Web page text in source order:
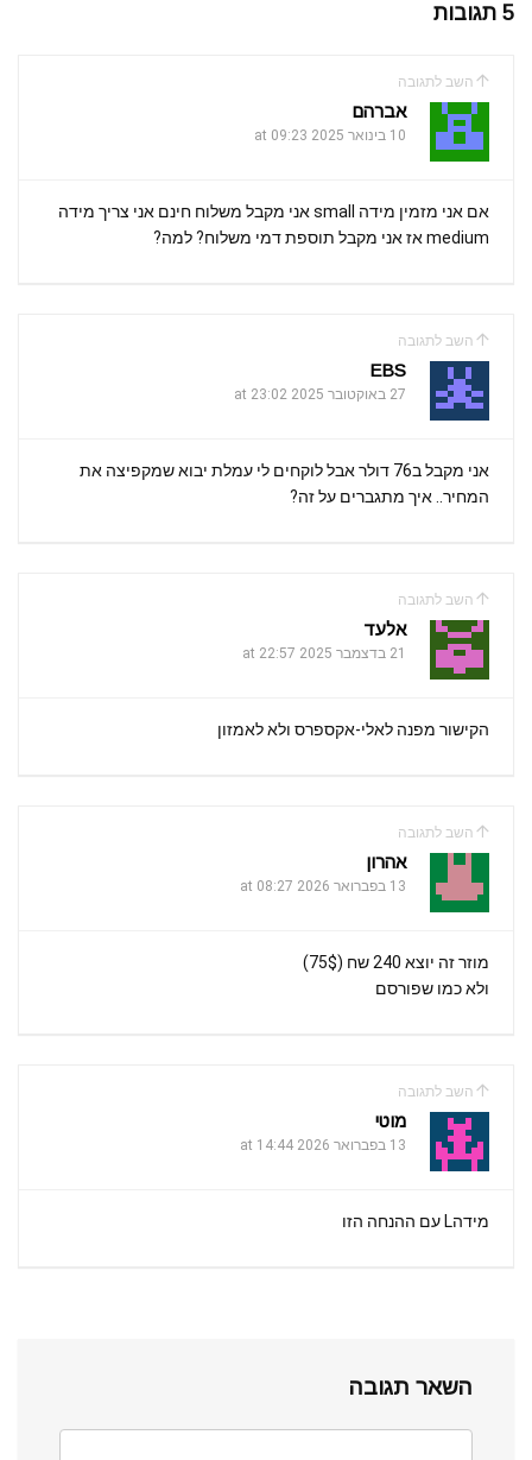
5 תגובות
השב לתגובה
אברהם
10 בינואר 2025 at 09:23
אם אני מזמין מידה small אני מקבל משלוח חינם אני צריך מידה
medium אז אני מקבל תוספת דמי משלוח? למה?
השב לתגובה
EBS
27 באוקטובר 2025 at 23:02
אני מקבל ב76 דולר אבל לוקחים לי עמלת יבוא שמקפיצה את
המחיר.. איך מתגברים על זה?
השב לתגובה
אלעד
21 בדצמבר 2025 at 22:57
הקישור מפנה לאלי-אקספרס ולא לאמזון
השב לתגובה
אהרון
13 בפברואר 2026 at 08:27
מוזר זה יוצא 240 שח (75$)
ולא כמו שפורסם
השב לתגובה
מוטי
13 בפברואר 2026 at 14:44
מידהL עם ההנחה הזו
השאר תגובה